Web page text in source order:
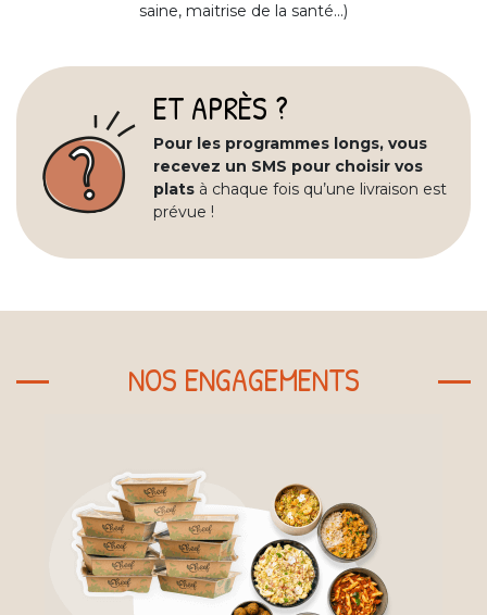
saine, maitrise de la santé...)
ET APRÈS ?
Pour les programmes longs, vous
recevez un SMS pour choisir vos
plats à chaque fois qu’une livraison est
prévue !
NOS ENGAGEMENTS